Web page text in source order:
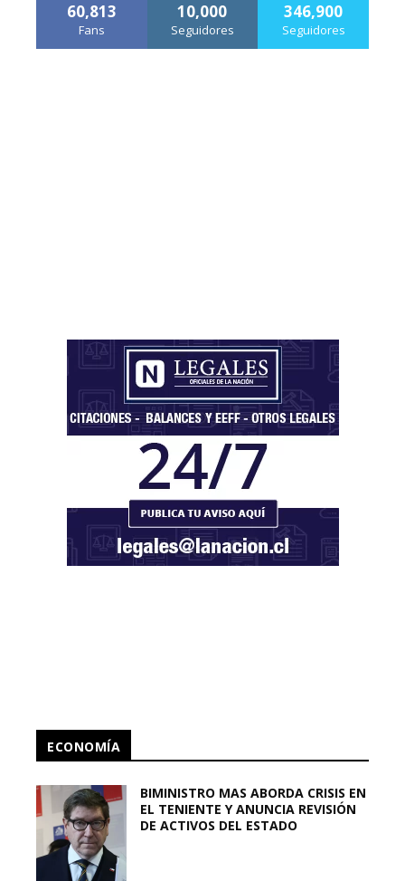
60,813
Fans
10,000
Seguidores
346,900
Seguidores
ECONOMÍA
BIMINISTRO MAS ABORDA CRISIS EN
EL TENIENTE Y ANUNCIA REVISIÓN
DE ACTIVOS DEL ESTADO